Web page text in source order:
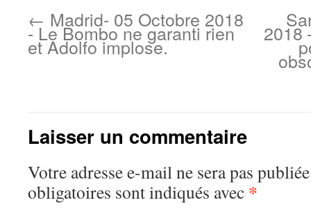
← Madrid- 05 Octobre 2018
- Le Bombo ne garanti rien
et Adolfo implose.
2018
Laisser un commentaire
Votre adresse e-mail ne sera pas
obligatoires sont indiqués avec *